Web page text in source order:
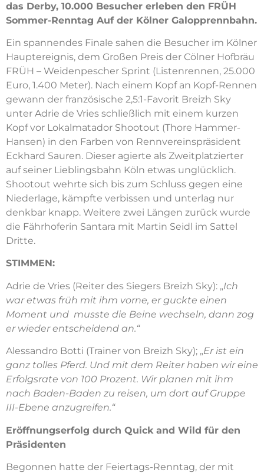
das Derby, 10.000 Besucher erleben den FRÜH
Sommer-Renntag Auf der Kölner Galopprennbahn.
Ein spannendes Finale sahen die Besucher im Kölner
Hauptereignis, dem Großen Preis der Cölner Hofbräu
FRÜH – Weidenpescher Sprint (Listenrennen, 25.000
Euro, 1.400 Meter). Nach einem Kopf an Kopf-Rennen
gewann der französische 2,5:1-Favorit Breizh Sky
unter Adrie de Vries schließlich mit einem kurzen
Kopf vor Lokalmatador Shootout (Thore Hammer-
Hansen) in den Farben von Rennvereinspräsident
Eckhard Sauren. Dieser agierte als Zweitplatzierter
auf seiner Lieblingsbahn Köln etwas unglücklich.
Shootout wehrte sich bis zum Schluss gegen eine
Niederlage, kämpfte verbissen und unterlag nur
denkbar knapp. Weitere zwei Längen zurück wurde
die Fährhoferin Santara mit Martin Seidl im Sattel
Dritte.
STIMMEN:
Adrie de Vries (Reiter des Siegers Breizh Sky): „Ich
war etwas früh mit ihm vorne, er guckte einen
Moment und musste die Beine wechseln, dann zog
er wieder entscheidend an.“
Alessandro Botti (Trainer von Breizh Sky); „Er ist ein
ganz tolles Pferd. Und mit dem Reiter haben wir eine
Erfolgsrate von 100 Prozent. Wir planen mit ihm
nach Baden-Baden zu reisen, um dort auf Gruppe
III-Ebene anzugreifen.“
Eröffnungserfolg durch Quick and Wild für den
Präsidenten
Begonnen hatte der Feiertags-Renntag, der mit